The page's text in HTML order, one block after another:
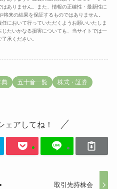
ありません。また、情報の正確性・最新性に
来の結果を保証するものではありません。
において行っていただくようお願いいたしま
たいかなる損害についても、当サイトでは一
承ください。
典 五十音一覧
株式・証券
ェアしてね！
取引先持株会